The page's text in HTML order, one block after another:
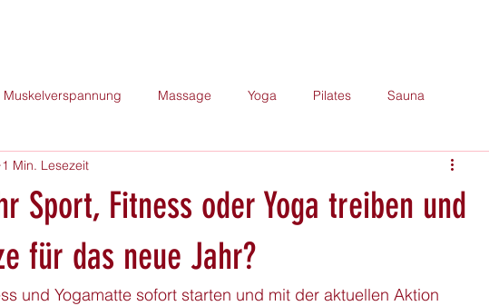
Muskelverspannung Massage Yoga Pilates Sauna
Sport, Fitness oder Yoga treiben und
für das neue Jahr?
1 Min. Lesezeit
und Yogamatte sofort starten und mit der aktuellen Aktion